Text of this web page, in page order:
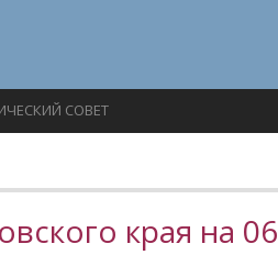
СОВЕТ
края на 06